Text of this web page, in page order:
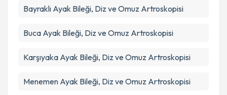
Takvim Talebini Gönder
Bayraklı Ayak Bileği, Diz ve Omuz Artroskopisi
Buca Ayak Bileği, Diz ve Omuz Artroskopisi
Karşıyaka Ayak Bileği, Diz ve Omuz Artroskopisi
Menemen Ayak Bileği, Diz ve Omuz Artroskopisi